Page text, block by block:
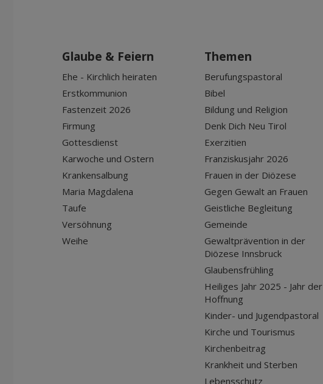
Glaube & Feiern
Ehe - Kirchlich heiraten
Erstkommunion
Fastenzeit 2026
Firmung
Gottesdienst
Karwoche und Ostern
Krankensalbung
Maria Magdalena
Taufe
Versöhnung
Weihe
Themen
Berufungspastoral
Bibel
Bildung und Religion
Denk Dich Neu Tirol
Exerzitien
Franziskusjahr 2026
Frauen in der Diözese
Gegen Gewalt an Frauen
Geistliche Begleitung
Gemeinde
Gewaltprävention in der
Diözese Innsbruck
Glaubensfrühling
Heiliges Jahr 2025 - Jahr der
Hoffnung
Kinder- und Jugendpastoral
Kirche und Tourismus
Kirchenbeitrag
Krankheit und Sterben
Lebensschutz